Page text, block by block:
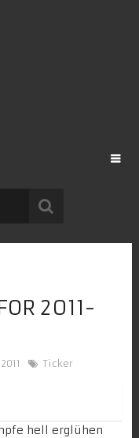
2011-
Ticker
hell erglühen